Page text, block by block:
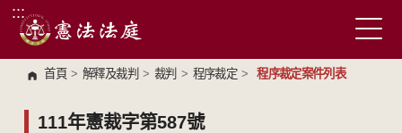
跳到主要內容區塊
:::
首頁 > 解釋及裁判 > 裁判 > 程序裁定 > 程序裁定案件列表
111年憲裁字第587號